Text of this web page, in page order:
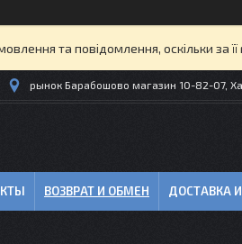
та повідомлення, оскільки за
рынок Барабошово магазин 10-82-07,
ВОЗВРАТ И ОБМЕН ДОСТАВКА